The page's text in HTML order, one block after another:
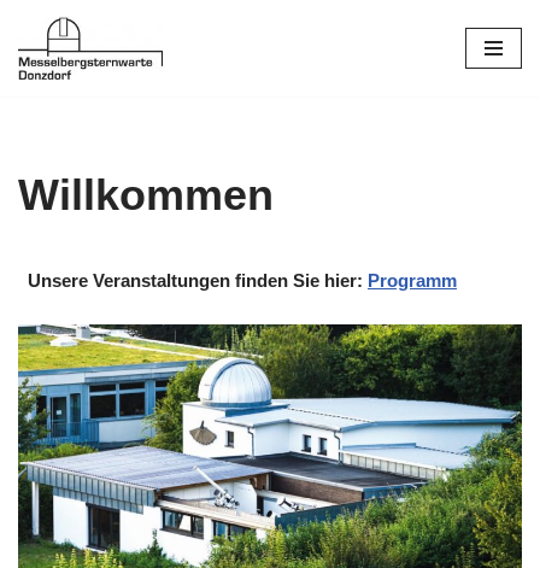
Zum
Willkommen
Unsere Veranstaltungen finden Sie hier: Programm